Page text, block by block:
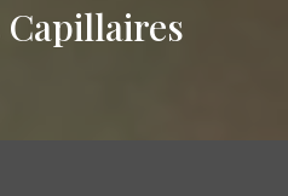
Capillaires